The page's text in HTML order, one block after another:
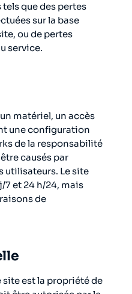
que des pertes
sur la base
ou de pertes
service.
matériel, un accès
une configuration
de la responsabilité
causés par
utilisateurs. Le site
et 24 h/24, mais
de
site est la propriété de